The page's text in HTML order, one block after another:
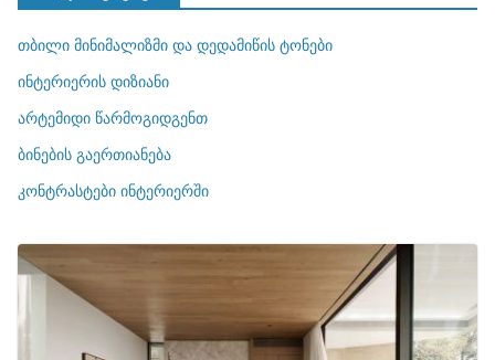
ო
რ
ბ
ი
თბილი მინიმალიზმი და დედამიწის ტონები
ინტერიერის დიზიანი
არტემიდი წარმოგიდგენთ
ბინების გაერთიანება
კონტრასტები ინტერიერში